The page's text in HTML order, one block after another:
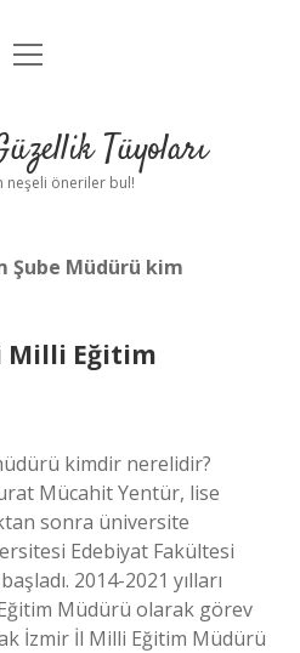
Anasayfa
Uyarı
menüyü
Tüyoları
neşeli öneriler bul!
Şube Müdürü kim
Milli Eğitim
kimdir nerelidir?
Mücahit Yentür, lise
sonra üniversite
Edebiyat Fakültesi
2014-2021 yılları
Müdürü olarak görev
İzmir İl Milli Eğitim Müdürü